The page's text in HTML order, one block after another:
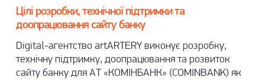
Цілі розробки, технічної підтримки та
доопрацювання сайту банку
Digital-агентство artARTERY виконує розробку,
технічну підтримку, доопрацювання та розвиток
сайту банку для АТ «КОМІНБАНК» (COMINBANK) як